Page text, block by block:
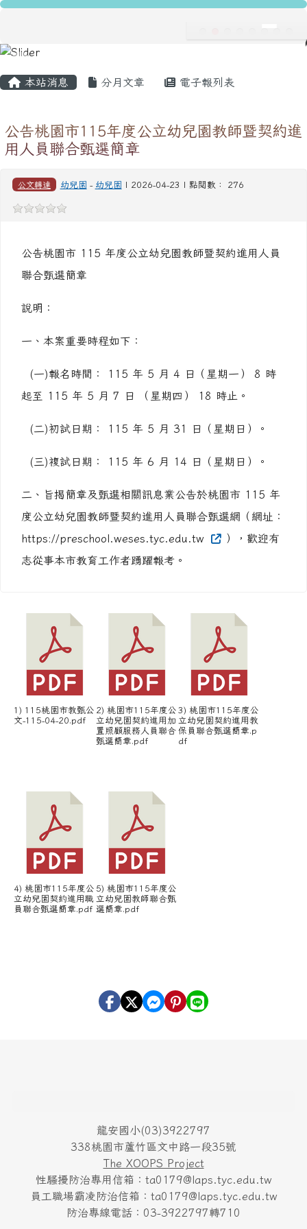
跳至主內容區
龍安國民小學
本站消息 分月文章 電子報列表
公告桃園市115年度公立幼兒園教師暨契約進
用人員聯合甄選簡章
公文轉達 幼兒園 - 幼兒園 | 2026-04-23 | 點閱數： 276
公告桃園市 115 年度公立幼兒園教師暨契約進用人員
聯合甄選簡章
說明：
一、本案重要時程如下：
(一)報名時間： 115 年 5 月 4 日（星期一） 8 時
起至 115 年 5 月 7 日 （星期四） 18 時止。
(二)初試日期： 115 年 5 月 31 日（星期日）。
(三)複試日期： 115 年 6 月 14 日（星期日）。
二、旨揭簡章及甄選相關訊息業公告於桃園市 115 年
度公立幼兒園教師暨契約進用人員聯合甄選網（網址：
https://preschool.weses.tyc.edu.tw
），歡迎有
志從事本市教育工作者踴躍報考。
1) 115桃園市教甄公
文-115-04-20.pdf
2) 桃園市115年度公
立幼兒園契約進用加
置照顧服務人員聯合
甄選簡章.pdf
3) 桃園市115年度公
立幼兒園契約進用教
保員聯合甄選簡章.p
df
4) 桃園市115年度公
立幼兒園契約進用職
員聯合甄選簡章.pdf
5) 桃園市115年度公
立幼兒園教師聯合甄
選簡章.pdf
龍安國小(03)3922797
338桃園市蘆竹區文中路一段35號
The XOOPS Project
性騷擾防治專用信箱：ta0179@laps.tyc.edu.tw
員工職場霸凌防治信箱：ta0179@laps.tyc.edu.tw
防治專線電話：03-3922797轉710